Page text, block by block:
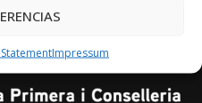
Impressum